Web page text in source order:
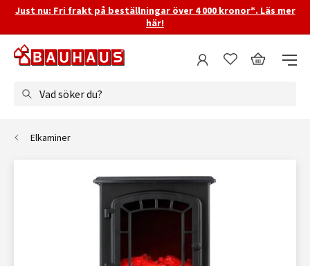
Just nu: Fri frakt på beställningar över 4 000 kronor*. Läs mer
här!
Vad söker du?
Elkaminer